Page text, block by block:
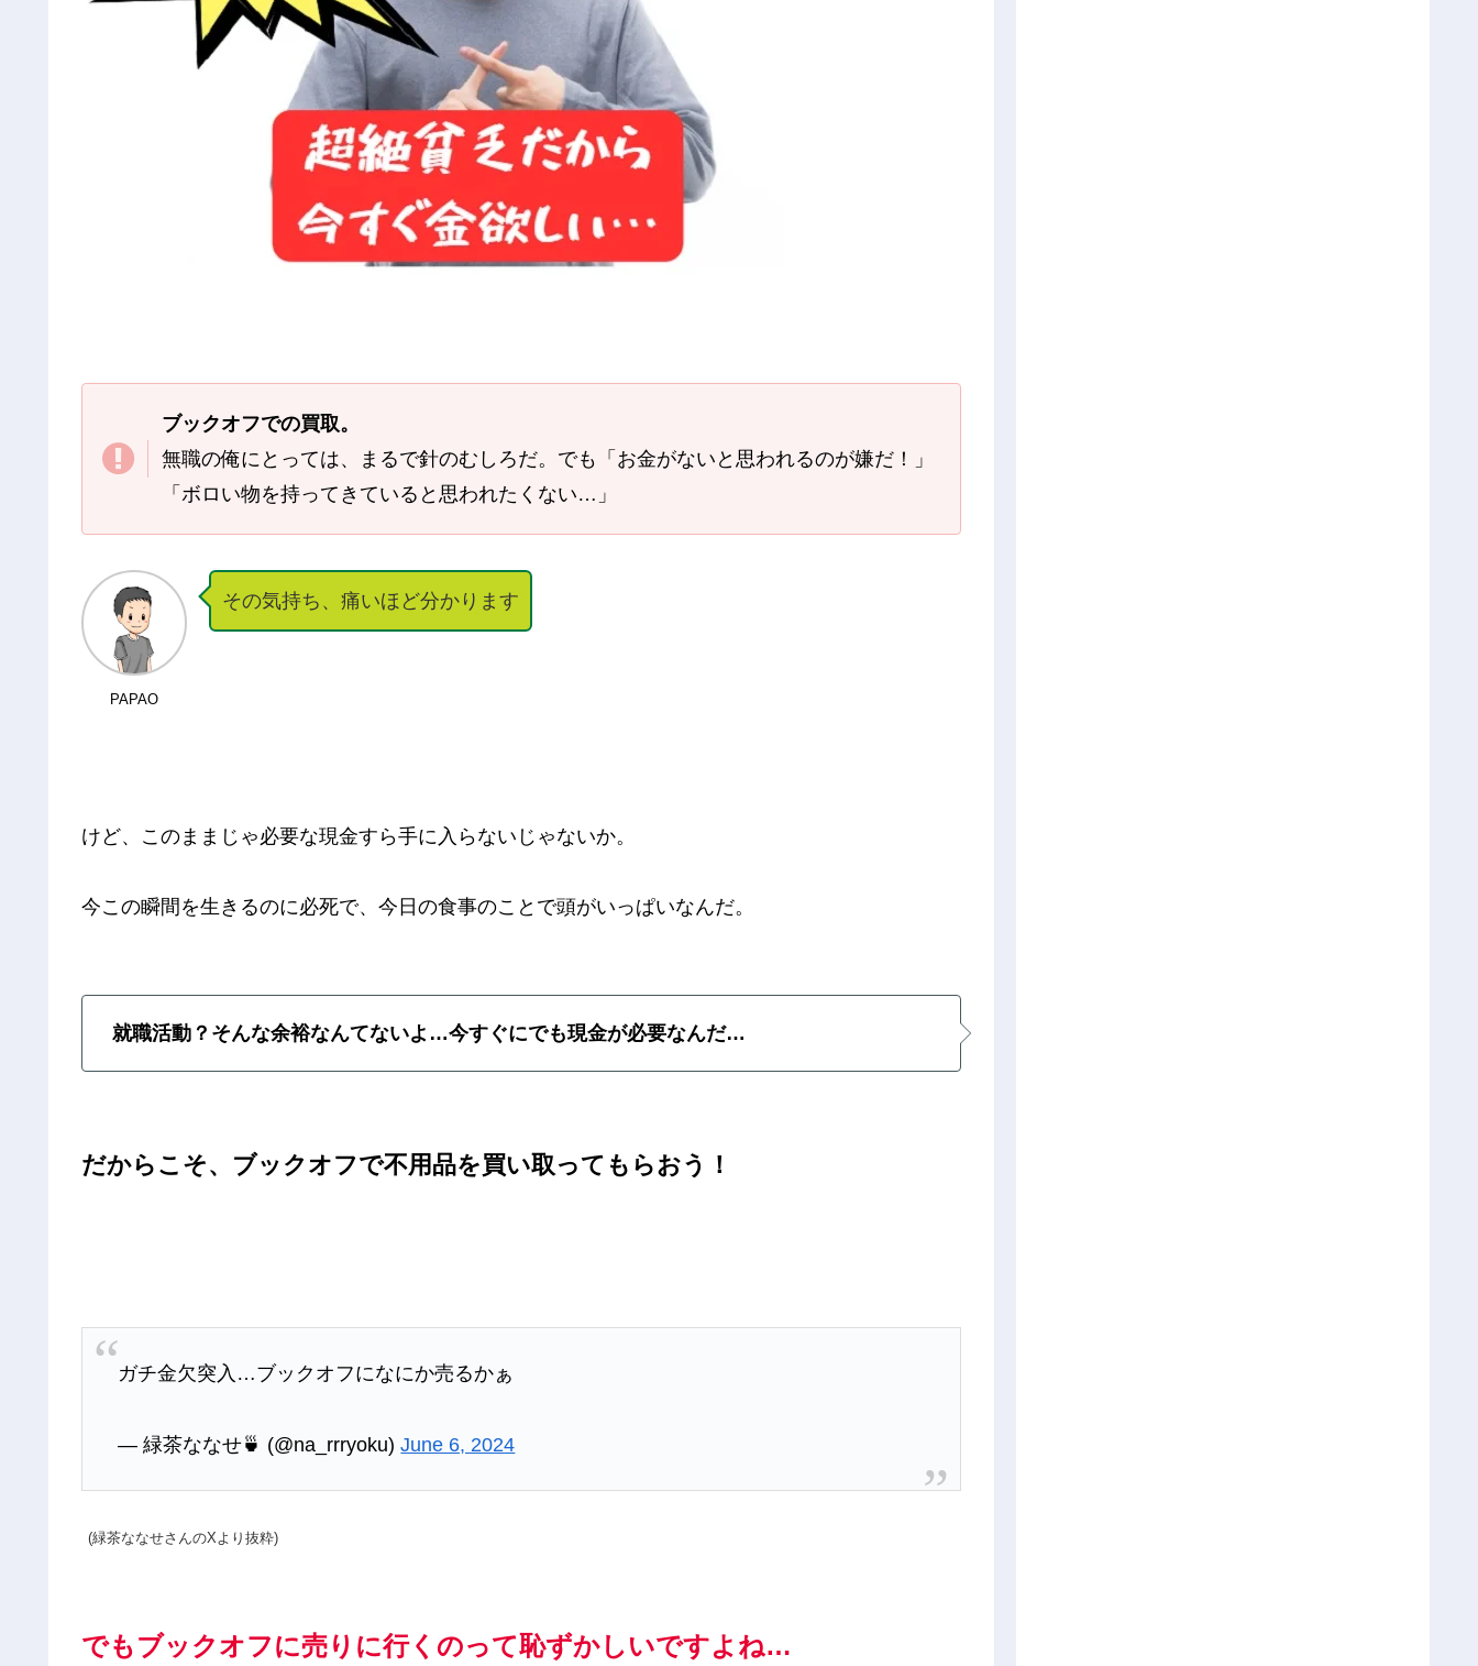
ブックオフでの買取。
無職の俺にとっては、まるで針のむしろだ。でも「お金がないと思われるのが嫌だ！」
「ボロい物を持ってきていると思われたくない…」
PAPAO
その気持ち、痛いほど分かります
けど、このままじゃ必要な現金すら手に入らないじゃないか。
今この瞬間を生きるのに必死で、今日の食事のことで頭がいっぱいなんだ。
就職活動？そんな余裕なんてないよ…今すぐにでも現金が必要なんだ…
だからこそ、ブックオフで不用品を買い取ってもらおう！
ガチ金欠突入…ブックオフになにか売るかぁ
— 緑茶ななせ🍵 (@na_rrryoku)June 6, 2024
(緑茶ななせさんのXより抜粋)
でもブックオフに売りに行くのって恥ずかしいですよね…